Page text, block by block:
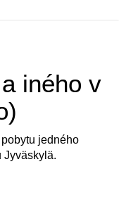
iného v
jedného
Jyväskylä.